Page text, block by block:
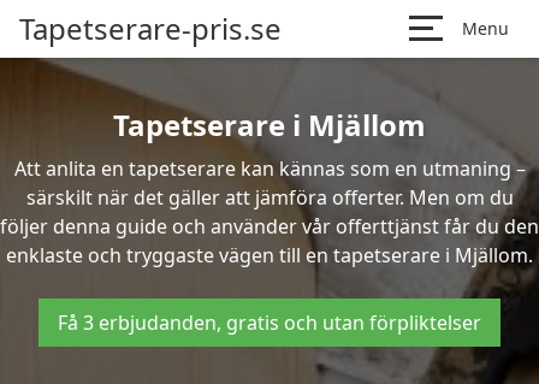
Tapetserare-pris.se Menu
Tapetserare i Mjällom
Att anlita en tapetserare kan kännas som en utmaning –
särskilt när det gäller att jämföra offerter. Men om du
följer denna guide och använder vår offerttjänst får du den
enklaste och tryggaste vägen till en tapetserare i Mjällom.
Få 3 erbjudanden, gratis och utan förpliktelser